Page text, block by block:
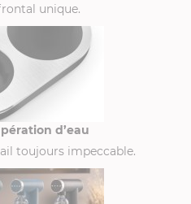
unique.
d’eau
toujours impeccable.